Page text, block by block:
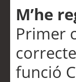
M’he
Primer
funció